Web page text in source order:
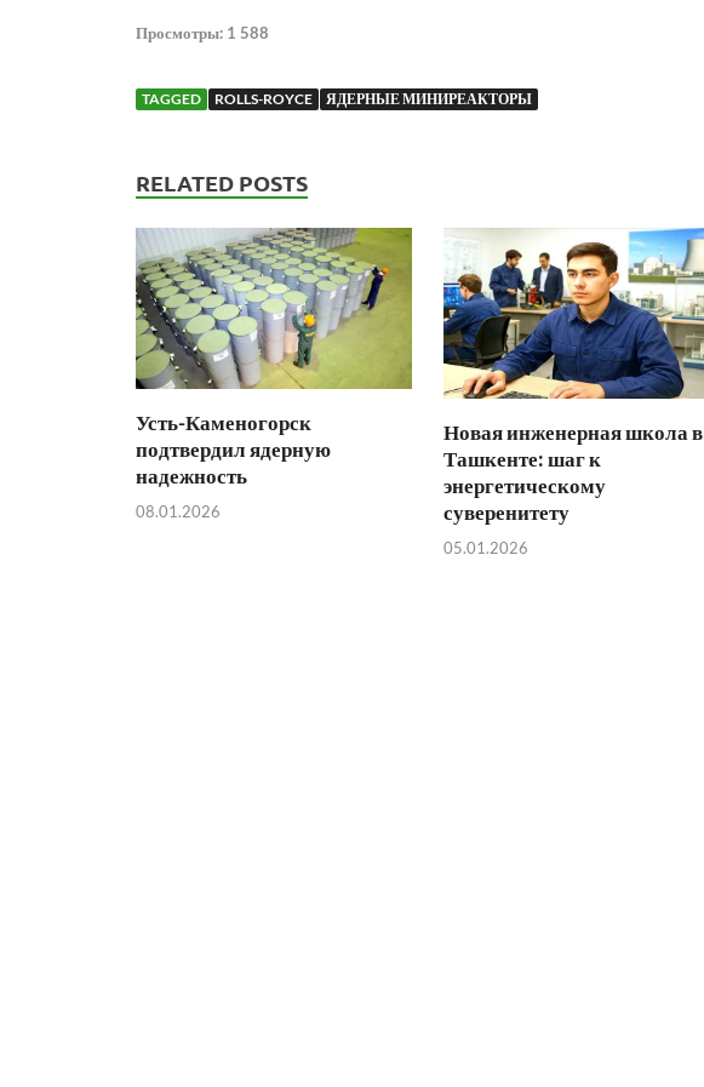
Просмотры: 1 588
TAGGED ROLLS-ROYCE ЯДЕРНЫЕ МИНИРЕАКТОРЫ
RELATED POSTS
Усть-Каменогорск
подтвердил ядерную
надежность
08.01.2026
Новая инженерная школа в
Ташкенте: шаг к
энергетическому
суверенитету
05.01.2026